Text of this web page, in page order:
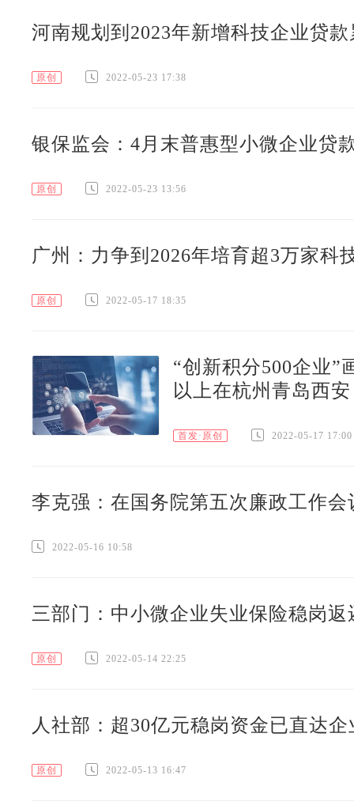
河南规划到2023年新增科技企业贷
原创 2022-05-23 17:38
银保监会：4月末普惠型小微企业贷
原创 2022-05-23 13:56
广州：力争到2026年培育超3万家科
原创 2022-05-17 18:35
“创新积分500企业”
以上在杭州青岛西安
首发·原创 2022-05-17 17:00
李克强：在国务院第五次廉政工作会
2022-05-16 10:58
三部门：中小微企业失业保险稳岗
原创 2022-05-14 22:25
人社部：超30亿元稳岗资金已直达企
原创 2022-05-13 16:47